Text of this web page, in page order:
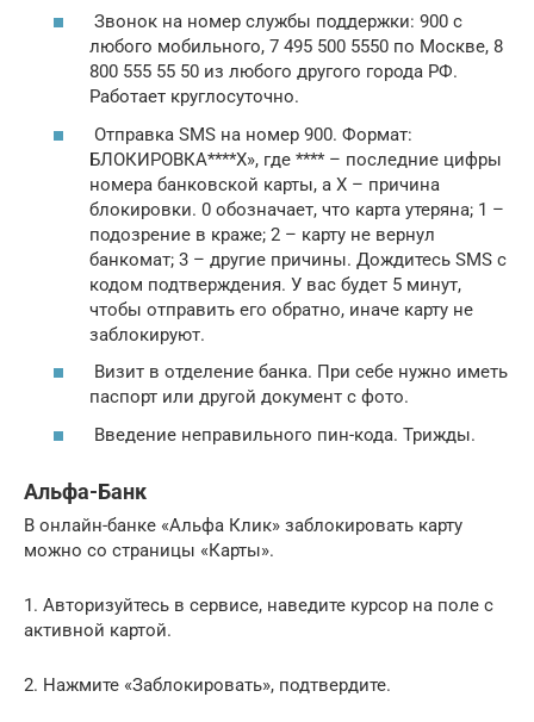
Звонок на номер службы поддержки: 900 с
любого мобильного, 7 495 500 5550 по Москве, 8
800 555 55 50 из любого другого города РФ.
Работает круглосуточно.
Отправка SMS на номер 900. Формат:
БЛОКИРОВКА****Х», где **** – последние цифры
номера банковской карты, а Х – причина
блокировки. 0 обозначает, что карта утеряна; 1 –
подозрение в краже; 2 – карту не вернул
банкомат; 3 – другие причины. Дождитесь SMS с
кодом подтверждения. У вас будет 5 минут,
чтобы отправить его обратно, иначе карту не
заблокируют.
Визит в отделение банка. При себе нужно иметь
паспорт или другой документ с фото.
Введение неправильного пин-кода. Трижды.
Альфа-Банк
В онлайн-банке «Альфа Клик» заблокировать карту
можно со страницы «Карты».
1. Авторизуйтесь в сервисе, наведите курсор на поле с
активной картой.
2. Нажмите «Заблокировать», подтвердите.